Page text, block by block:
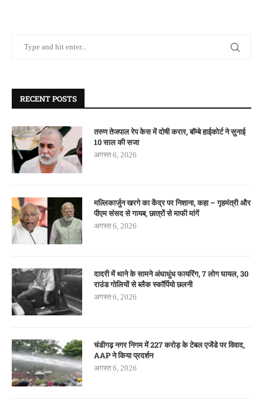
RECENT POSTS
तरुण तेजपाल रेप केस में दोषी करार, बॉम्बे हाईकोर्ट ने सुनाई
10 साल की सजा
अगस्त 6, 2026
मल्लिकार्जुन खरगे का केंद्र पर निशाना, कहा – गृहमंत्री और
पीएम संसद से गायब, छात्रों से माफी मांगें
अगस्त 6, 2026
दादरी में थाने के सामने अंधाधुंध फायरिंग, 7 लोग घायल, 30
राउंड गोलियों से ब्लैक स्कॉर्पियो छलनी
अगस्त 6, 2026
चंडीगढ़ नगर निगम में 227 करोड़ के टेबल एजेंडे पर विवाद,
AAP ने किया प्रदर्शन
अगस्त 6, 2026